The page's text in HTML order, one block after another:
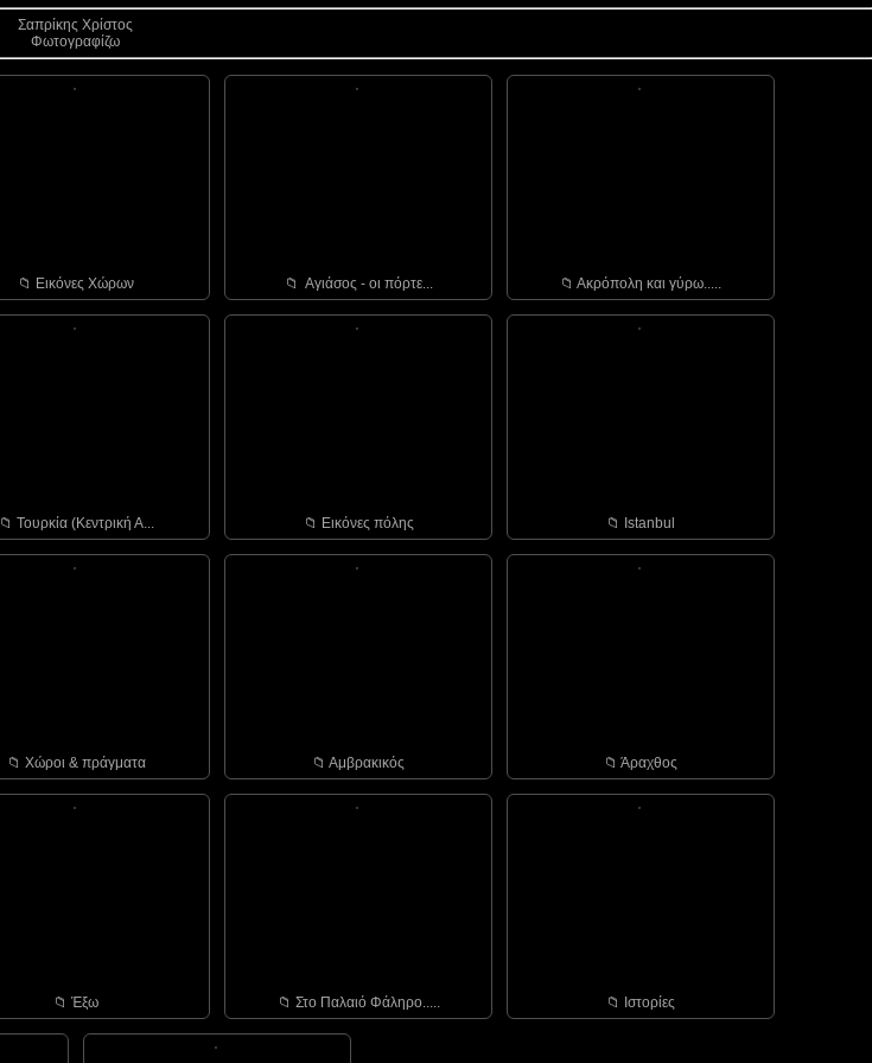
Σαπρίκης Χρίστος
Φωτογραφίζω
📁︎ Εικόνες Χώρων 📁︎ Αγιάσος - οι πόρτε... 📁︎ Ακρόπολη και γύρω.....
📁︎ Τουρκία (Κεντρική Α... 📁︎ Εικόνες πόλης 📁︎ Istanbul
📁︎ Χώροι & πράγματα 📁︎ Αμβρακικός 📁︎ Άραχθος
📁︎ Έξω 📁︎ Στο Παλαιό Φάληρο..... 📁︎ Ιστορίες